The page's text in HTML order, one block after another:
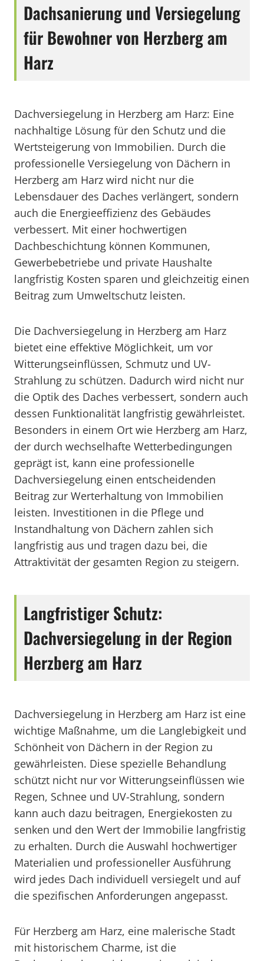
Dachsanierung und Versiegelung
für Bewohner von Herzberg am
Harz
Dachversiegelung in Herzberg am Harz: Eine
nachhaltige Lösung für den Schutz und die
Wertsteigerung von Immobilien. Durch die
professionelle Versiegelung von Dächern in
Herzberg am Harz wird nicht nur die
Lebensdauer des Daches verlängert, sondern
auch die Energieeffizienz des Gebäudes
verbessert. Mit einer hochwertigen
Dachbeschichtung können Kommunen,
Gewerbebetriebe und private Haushalte
langfristig Kosten sparen und gleichzeitig einen
Beitrag zum Umweltschutz leisten.
Die Dachversiegelung in Herzberg am Harz
bietet eine effektive Möglichkeit, um vor
Witterungseinflüssen, Schmutz und UV-
Strahlung zu schützen. Dadurch wird nicht nur
die Optik des Daches verbessert, sondern auch
dessen Funktionalität langfristig gewährleistet.
Besonders in einem Ort wie Herzberg am Harz,
der durch wechselhafte Wetterbedingungen
geprägt ist, kann eine professionelle
Dachversiegelung einen entscheidenden
Beitrag zur Werterhaltung von Immobilien
leisten. Investitionen in die Pflege und
Instandhaltung von Dächern zahlen sich
langfristig aus und tragen dazu bei, die
Attraktivität der gesamten Region zu steigern.
Langfristiger Schutz:
Dachversiegelung in der Region
Herzberg am Harz
Dachversiegelung in Herzberg am Harz ist eine
wichtige Maßnahme, um die Langlebigkeit und
Schönheit von Dächern in der Region zu
gewährleisten. Diese spezielle Behandlung
schützt nicht nur vor Witterungseinflüssen wie
Regen, Schnee und UV-Strahlung, sondern
kann auch dazu beitragen, Energiekosten zu
senken und den Wert der Immobilie langfristig
zu erhalten. Durch die Auswahl hochwertiger
Materialien und professioneller Ausführung
wird jedes Dach individuell versiegelt und auf
die spezifischen Anforderungen angepasst.
Für Herzberg am Harz, eine malerische Stadt
mit historischem Charme, ist die